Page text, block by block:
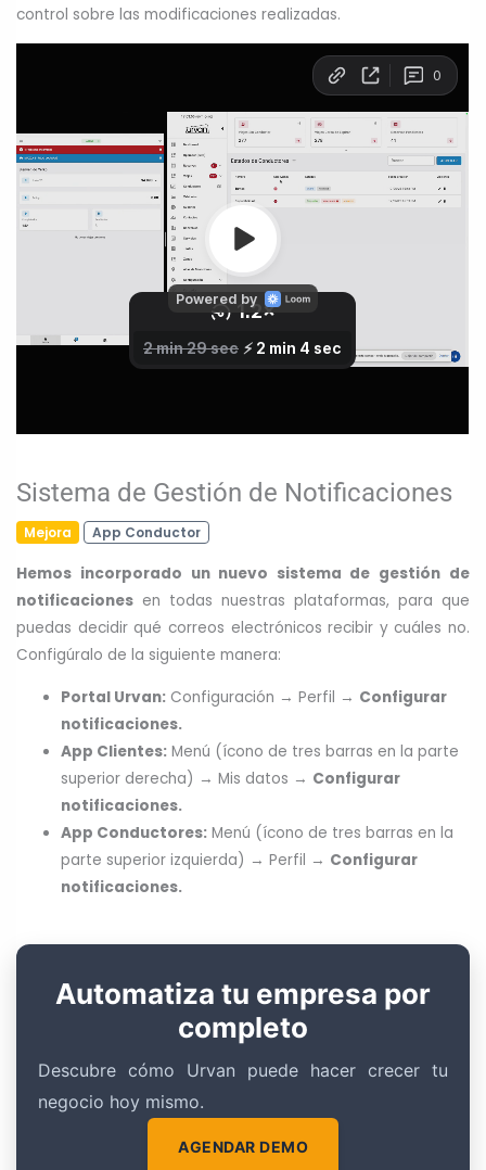
control sobre las modificaciones realizadas.
Sistema de Gestión de Notificaciones
Mejora App Conductor
Hemos incorporado un nuevo sistema de gestión de
notificaciones en todas nuestras plataformas, para que
puedas decidir qué correos electrónicos recibir y cuáles no.
Configúralo de la siguiente manera:
Portal Urvan: Configuración → Perfil → Configurar
notificaciones.
App Clientes: Menú (ícono de tres barras en la parte
superior derecha) → Mis datos → Configurar
notificaciones.
App Conductores: Menú (ícono de tres barras en la
parte superior izquierda) → Perfil → Configurar
notificaciones.
Automatiza tu empresa por
completo
Descubre cómo Urvan puede hacer crecer tu
negocio hoy mismo.
AGENDAR DEMO